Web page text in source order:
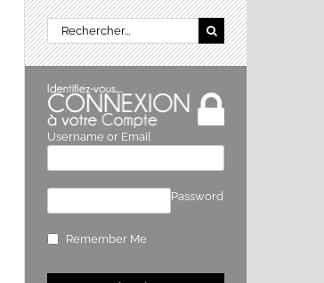
Rechercher:
Username or Email
Password
Remember Me